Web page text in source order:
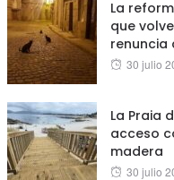
La
que
renuncia
Posted
30 julio
La Praia
acceso
madera
Posted
30 julio